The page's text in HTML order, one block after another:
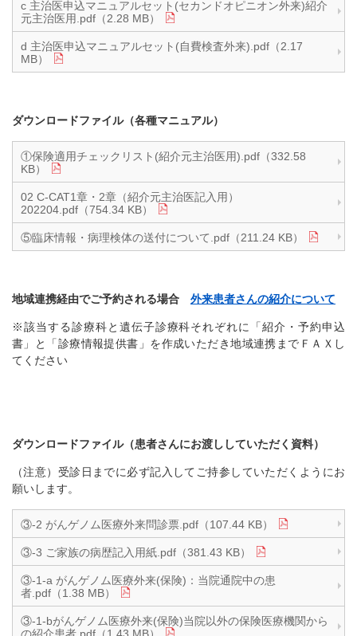
c 主治医申込マニュアルセット(セカンドオピニオン外来)紹介
元主治医用.pdf（2.28 MB）
d 主治医申込マニュアルセット(自費検査外来).pdf（2.17
MB）
ダウンロードファイル（各種マニュアル）
①保険適用チェックリスト(紹介元主治医用).pdf（332.58
KB）
02 C-CAT1章・2章（紹介元主治医記入用）
202204.pdf（754.34 KB）
⑤臨床情報・病理検体の送付について.pdf（211.24 KB）
地域連携経由でご予約される場合 外来患者さんの紹介について
※該当する診療科と遺伝子診療科それぞれに「紹介・予約申込
書」と「診療情報提供書」を作成いただき地域連携までＦＡＸし
てください
ダウンロードファイル（患者さんにお渡ししていただく資料）
（注意）受診日までに必ず記入してご持参していただくようにお
願いします。
③-2 がんゲノム医療外来問診票.pdf（107.44 KB）
③-3 ご家族の病歴記入用紙.pdf（381.43 KB）
③-1-a がんゲノム医療外来(保険)：当院通院中の患
者.pdf（1.38 MB）
③-1-bがんゲノム医療外来(保険)当院以外の保険医療機関から